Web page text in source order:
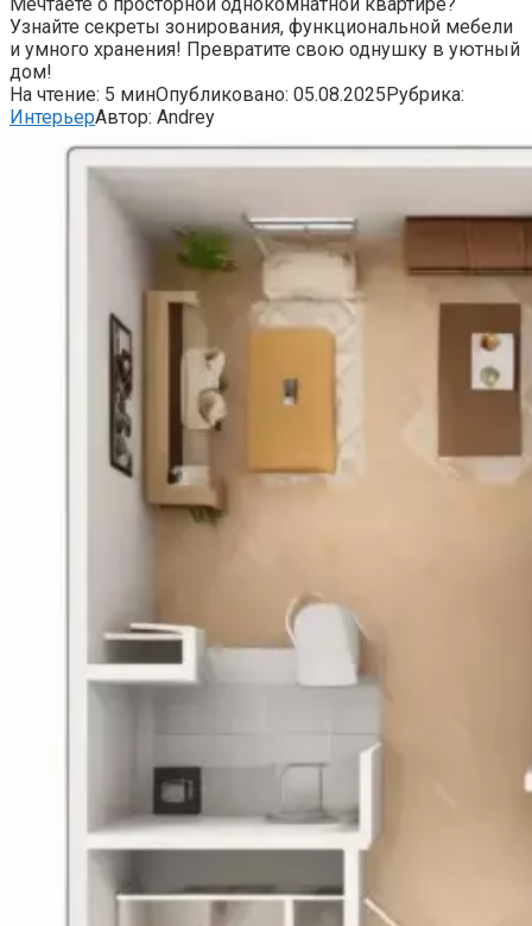
Узнайте секреты зонирования, функциональной мебели
и умного хранения! Превратите свою однушку в уютный
дом!
На чтение: 5 минОпубликовано: 05.08.2025Рубрика:
ИнтерьерАвтор: Andrey